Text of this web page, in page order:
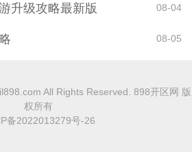
升级攻略最新版 08-04
08-05
All Rights Reserved. 898开区网 版
权所有
备2022013279号-26